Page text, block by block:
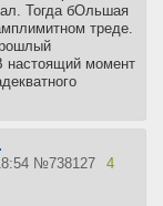
Тогда бОльшая
треде.
настоящий момент
№738127
4